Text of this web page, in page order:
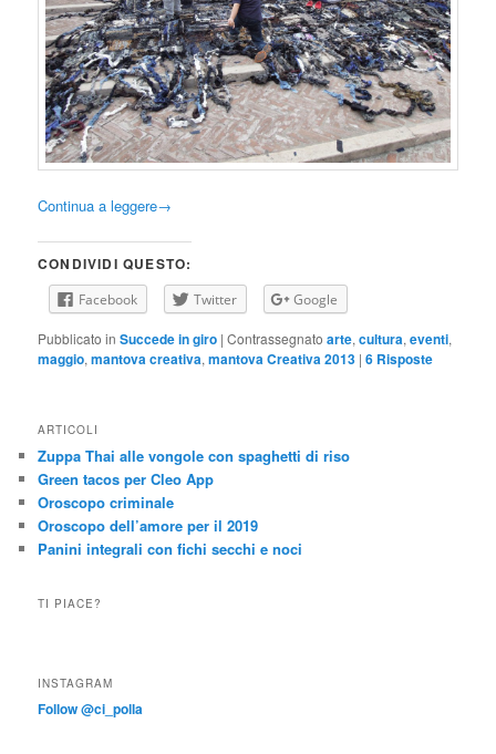
Continua a leggere→
CONDIVIDI QUESTO:
Facebook Twitter Google
Pubblicato in Succede in giro |Contrassegnato arte,cultura,eventi,
maggio,mantova creativa,mantova Creativa 2013 |6 Risposte
ARTICOLI
Zuppa Thai alle vongole con spaghetti di riso
Green tacos per Cleo App
Oroscopo criminale
Oroscopo dell’amore per il 2019
Panini integrali con fichi secchi e noci
TI PIACE?
INSTAGRAM
Follow @ci_polla